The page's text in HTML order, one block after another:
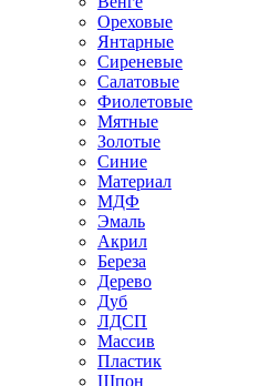
Ореховые
Янтарные
Сиреневые
Салатовые
Фиолетовые
Мятные
Золотые
Синие
Материал
МДФ
Эмаль
Акрил
Береза
Дерево
Дуб
ЛДСП
Массив
Пластик
Шпон